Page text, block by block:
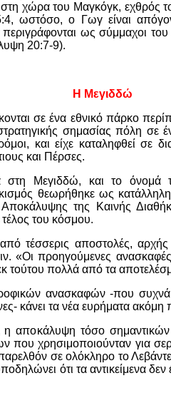
στη χώρα του Μαγκόγκ, εχθρός
ωστόσο, ο Γωγ είναι
ως σύμμαχοι
20:7-9).
Η Μεγιδδώ
σε ένα εθνικό πάρκο
σημασίας πόλη σε
και είχε καταληφθεί σε
και Πέρσες.
Μεγιδδώ, και το όνομά
θεωρήθηκε ως
Αποκάλυψης της Καινής
του κόσμου.
τέσσερις αποστολές,
«Οι προηγούμενες
τούτου πολλά από τα
ανασκαφών -που
κάνει τα νέα ευρήματα ακόμη
αποκάλυψη τόσο σημαντικών
που χρησιμοποιούνταν για
παρελθόν σε ολόκληρο το
ότι τα αντικείμενα